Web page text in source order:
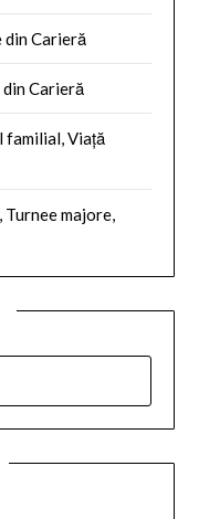
din Carieră
din Carieră
familial, Viață
majore,